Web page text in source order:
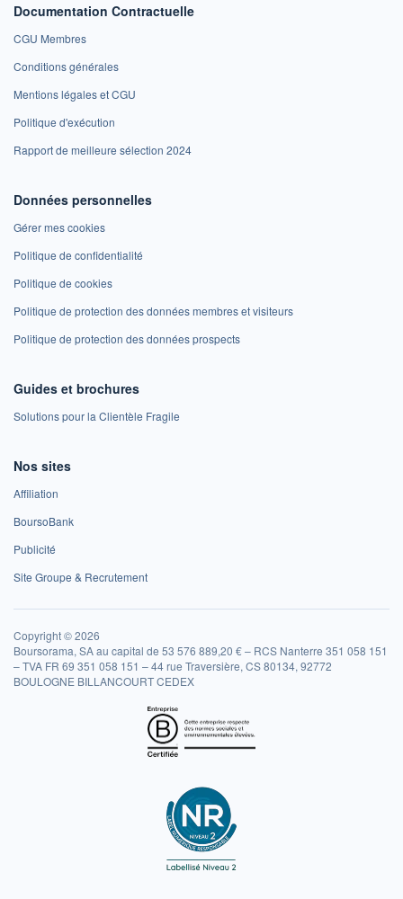
Documentation Contractuelle
CGU Membres
Conditions générales
Mentions légales et CGU
Politique d'exécution
Rapport de meilleure sélection 2024
Données personnelles
Gérer mes cookies
Politique de confidentialité
Politique de cookies
Politique de protection des données membres et visiteurs
Politique de protection des données prospects
Guides et brochures
Solutions pour la Clientèle Fragile
Nos sites
Affiliation
BoursoBank
Publicité
Site Groupe & Recrutement
Copyright © 2026
Boursorama, SA au capital de 53 576 889,20 € – RCS Nanterre 351 058 151
– TVA FR 69 351 058 151 – 44 rue Traversière, CS 80134, 92772
BOULOGNE BILLANCOURT CEDEX